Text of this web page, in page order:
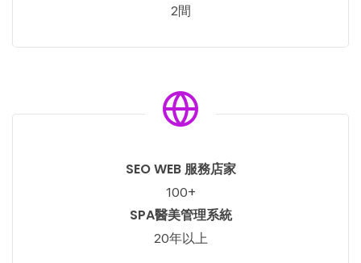
2間
SEO WEB 服務店家
100+
SPA醫美管理系統
20年以上